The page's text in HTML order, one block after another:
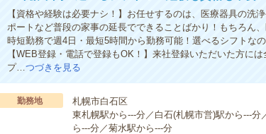
【資格や経験は必要ナシ！】お任せするのは、医療器具の洗
ポートなど普段の家事の延長でできることばかり！もちろん
時短勤務で週4日・最短5時間から勤務可能！選べるシフトな
【WEB登録・電話で登録もOK！】来社登録いただいた方に
プ…つづきを見る
勤務地
札幌市白石区
東札幌駅から---分／白石(札幌市営)駅から---
ら---分／菊水駅から---分